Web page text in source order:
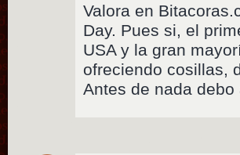
Valora en
Day. Pues si, el
USA y la gran
ofreciendo cosillas,
Antes de nada